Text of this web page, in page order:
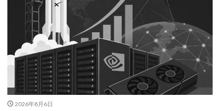
2026年8月6日